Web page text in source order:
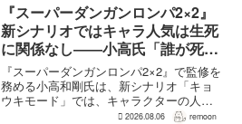
い」と何度も言...
『スーパーダンガンロンパ2×2』
新シナリオではキャラ人気は生死
に関係なし――小高氏「誰が死ん
でもヘイトメールは送らないで」
『スーパーダンガンロンパ2×2』で監修を
務める小高和剛氏は、新シナリオ「キョ
ウキモード」では、キャラクターの人気
にかかわらず退場させるとRPG Siteのイ
2026.08.06 remoon